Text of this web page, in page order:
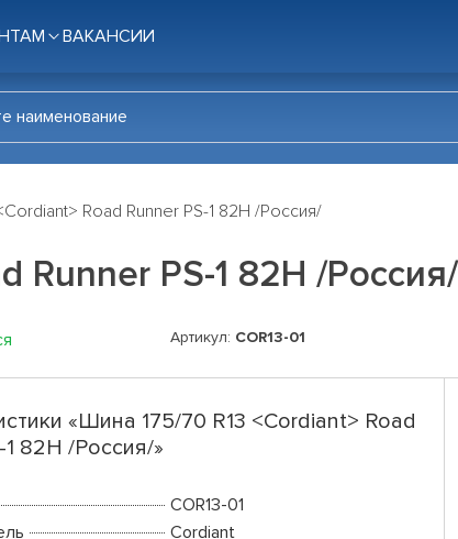
ВАКАНСИИ
Road Runner PS-1 82H /Россия/
Runner PS-1 82H /Россия/
Артикул: COR13-01
«Шина 175/70 R13 <Cordiant> Road
1 82H /Россия/»
COR13-01
Cordiant